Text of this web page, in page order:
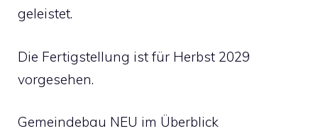
geleistet.
Die Fertigstellung ist für Herbst 2029
vorgesehen.
Gemeindebau NEU im Überblick